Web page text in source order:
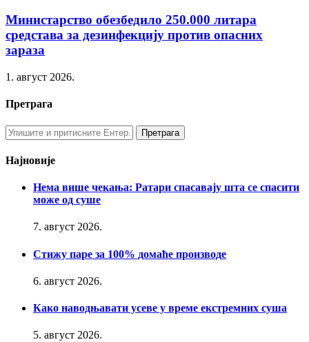
Министарство обезбедило 250.000 литара
средстава за дезинфекцију против опасних
зараза
1. август 2026.
Претрага
Најновије
Нема више чекања: Ратари спасавају шта се спасити
може од суше
7. август 2026.
Стижу паре за 100% домаће производе
6. август 2026.
Како наводњавати усеве у време екстремних суша
5. август 2026.